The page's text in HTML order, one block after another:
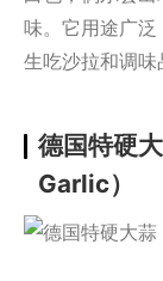
味。它用途广泛
生吃沙拉和调味
德国特硬
Garlic）